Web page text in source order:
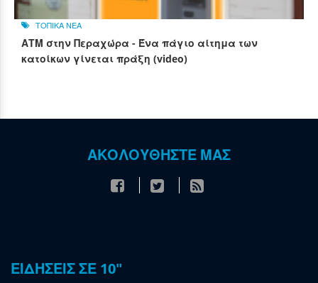
ΤΟΠΙΚΑ ΝΕΑ
ΑΤΜ στην Περαχώρα - Ένα πάγιο αίτημα των
κατοίκων γίνεται πράξη (video)
ΑΚΟΛΟΥΘΗΣΤΕ ΜΑΣ
ΕΙΔΗΣΕΙΣ ΣΕ 10"